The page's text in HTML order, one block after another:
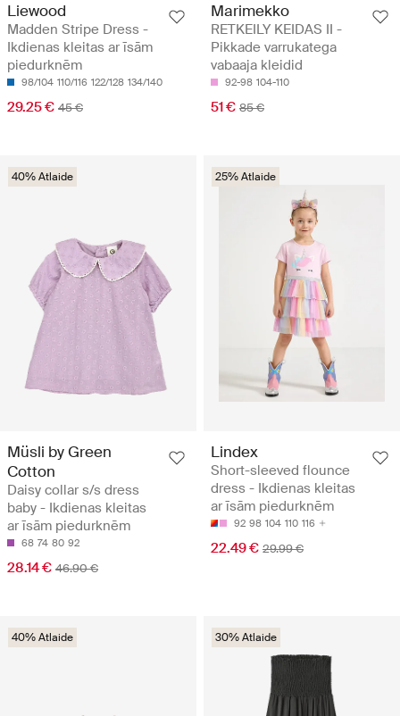
Liewood
Madden Stripe Dress -
Ikdienas kleitas ar īsām
piedurknēm
98/104 110/116 122/128 134/140
29.25 € 45 €
Marimekko
RETKEILY KEIDAS II -
Pikkade varrukatega
vabaaja kleidid
92-98 104-110
51 € 85 €
40% Atlaide
Müsli by Green
Cotton
Daisy collar s/s dress
baby - Ikdienas kleitas
ar īsām piedurknēm
68 74 80 92
28.14 € 46.90 €
25% Atlaide
Lindex
Short-sleeved flounce
dress - Ikdienas kleitas
ar īsām piedurknēm
92 98 104 110 116
22.49 € 29.99 €
40% Atlaide 30% Atlaide